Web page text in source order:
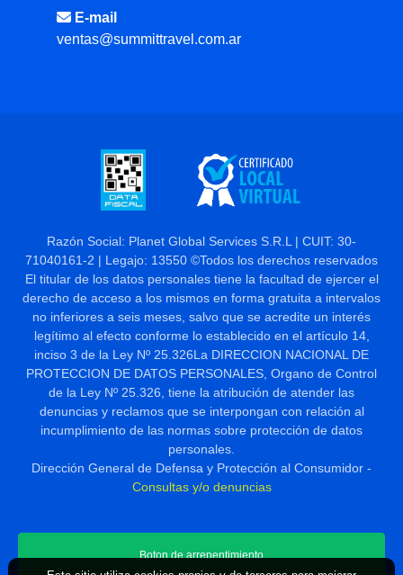
E-mail
ventas@summittravel.com.ar
Razón Social: Planet Global Services S.R.L | CUIT: 30-
71040161-2 | Legajo: 13550 ©Todos los derechos reservados
El titular de los datos personales tiene la facultad de ejercer el
derecho de acceso a los mismos en forma gratuita a intervalos
no inferiores a seis meses, salvo que se acredite un interés
legítimo al efecto conforme lo establecido en el artículo 14,
inciso 3 de la Ley Nº 25.326La DIRECCION NACIONAL DE
PROTECCION DE DATOS PERSONALES, Organo de Control
de la Ley Nº 25.326, tiene la atribución de atender las
denuncias y reclamos que se interpongan con relación al
incumplimiento de las normas sobre protección de datos
personales.
Dirección General de Defensa y Protección al Consumidor -
Consultas y/o denuncias
Boton de arrepentimiento